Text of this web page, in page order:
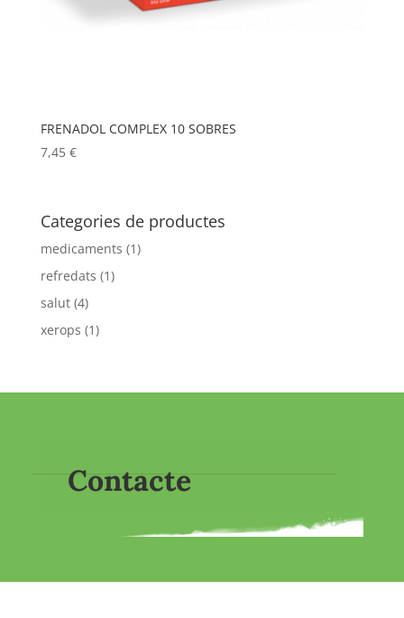
FRENADOL COMPLEX 10 SOBRES
7,45 €
Categories de productes
medicaments (1)
refredats (1)
salut (4)
xerops (1)
Contacte